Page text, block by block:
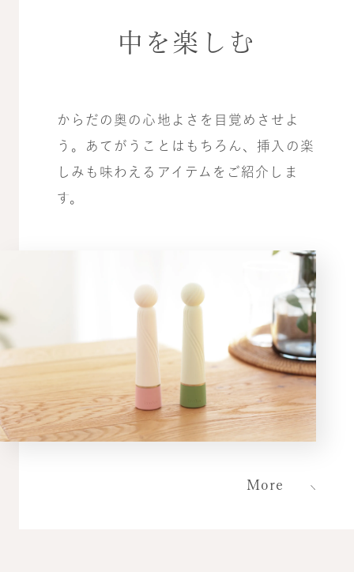
中を楽しむ
からだの奥の心地よさを目覚めさせよ
う。あてがうことはもちろん、挿入の楽
しみも味わえるアイテムをご紹介しま
す。
More